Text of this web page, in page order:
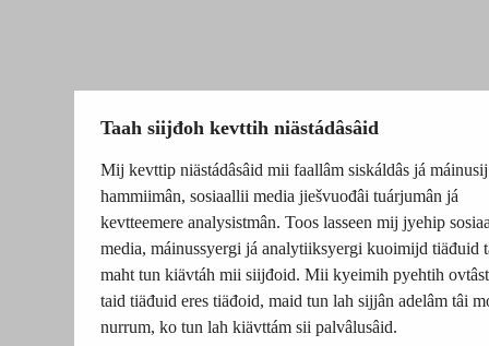
Taah siijđoh kevttih niästádâsâid
Mij kevttip niästádâsâid mii faallâm siskáldâs já máinusij
hammiimân, sosiaallii media jiešvuođâi tuárjumân já
kevtteemere analysistmân. Toos lasseen mij jyehip
media, máinussyergi já analytiiksyergi kuoimijd tiäđuid
maht tun kiävtáh mii siijđoid. Mii kyeimih pyehtih
taid tiäđuid eres tiäđoid, maid tun lah sijjân adelâm tâi
nurrum, ko tun lah kiävttám sii palvâlusâid.